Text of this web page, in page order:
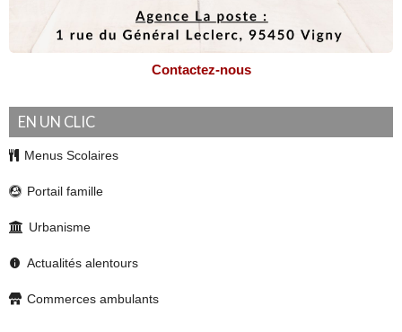
Contactez-nous
EN UN CLIC
Menus Scolaires
Portail famille
Urbanisme
Actualités alentours
Commerces ambulants